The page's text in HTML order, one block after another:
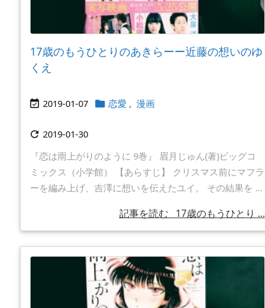
17歳のもうひとりのあきらーー近藤の想いのゆ
くえ
 2019-01-07  恋愛 , 漫画
 2019-01-30
『恋は雨上がりのように 9巻』 眉月じゅん(著)ビッグコ
ミックス（小学館） 【あらすじ】 クリスマス前にマフラ
ーを編み上げ、吉澤に想いを伝えたユイ。 その結果を ...
記事を読む 17歳のもうひとり ...